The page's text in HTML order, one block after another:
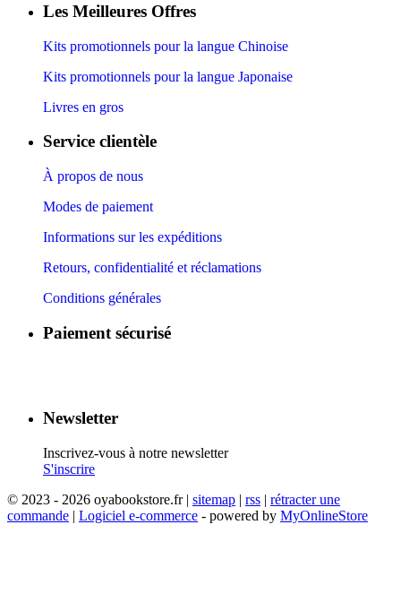
Les Meilleures Offres
Kits promotionnels pour la langue Chinoise
Kits promotionnels pour la langue Japonaise
Livres en gros
Service clientèle
À propos de nous
Modes de paiement
Informations sur les expéditions
Retours, confidentialité et réclamations
Conditions générales
Paiement sécurisé
Newsletter
Inscrivez-vous à notre newsletter
S'inscrire
© 2023 - 2026 oyabookstore.fr | sitemap | rss | rétracter une
commande | Logiciel e-commerce - powered by MyOnlineStore